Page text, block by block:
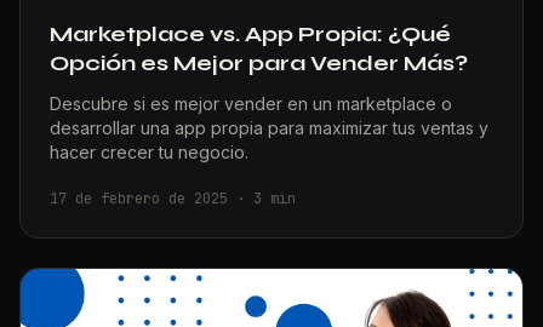
Marketplace vs. App Propia: ¿Qué
Opción es Mejor para Vender Más?
Descubre si es mejor vender en un marketplace o
desarrollar una app propia para maximizar tus ventas y
hacer crecer tu negocio.
17 de febrero de 2025 · 3 min